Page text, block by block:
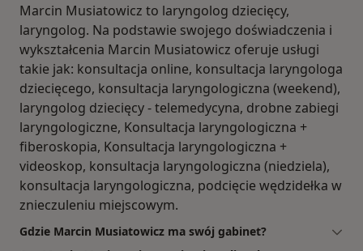
Marcin Musiatowicz to laryngolog dziecięcy,
laryngolog. Na podstawie swojego doświadczenia i
wykształcenia Marcin Musiatowicz oferuje usługi
takie jak: konsultacja online, konsultacja laryngologa
dziecięcego, konsultacja laryngologiczna (weekend),
laryngolog dziecięcy - telemedycyna, drobne zabiegi
laryngologiczne, Konsultacja laryngologiczna +
fiberoskopia, Konsultacja laryngologiczna +
videoskop, konsultacja laryngologiczna (niedziela),
konsultacja laryngologiczna, podcięcie wędzidełka w
znieczuleniu miejscowym.
Gdzie Marcin Musiatowicz ma swój gabinet?